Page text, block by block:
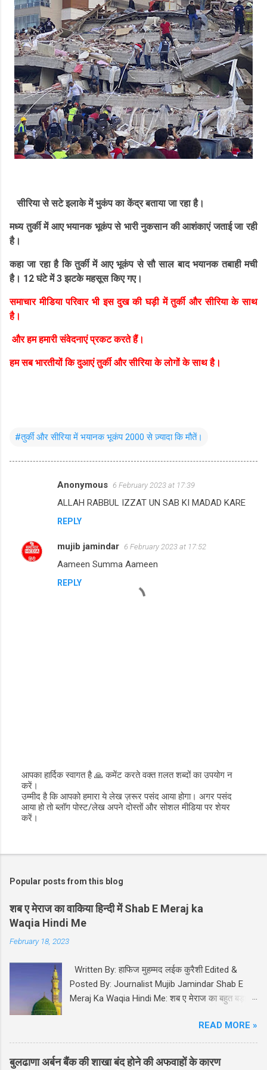
सीरिया से सटे इलाके में भुकंप का केंद्र बताया जा रहा है।
मध्य तुर्की में आए भयानक भूकंप से भारी नुकसान की आशंकाएं जताई जा रही
है।
कहा जा रहा है कि तुर्की में आए भूकंप से सौ साल बाद भयानक तबाही मची
है। 12 घंटे में 3 झटके महसूस किए गए।
समाचार मीडिया परिवार भी इस दुख की घड़ी में तुर्की और सीरिया के साथ
है।
और हम हमारी संवेदनाएं प्रकट करते हैं।
हम सब भारतीयों कि दुआएं तुर्की और सीरिया के लोगों के साथ है।
#तुर्की और सीरिया में भयानक भूकंप 2000 से ज़्यादा कि मौतें।
m
e
Anonymous 6 February 2023 at 17:39
ALLAH RABBUL IZZAT UN SAB KI MADAD KARE
REPLY
mujib jamindar 6 February 2023 at 17:52
Aameen Summa Aameen
REPLY
P
o
s
t
o
e
t
आपका हार्दिक स्वागत है 🙏 कमेंट करते वक्त ग़लत शब्दों का उपयोग न
करें।
उम्मीद है कि आपको हमारा ये लेख ज़रूर पसंद आया होगा। अगर पसंद
आया हो तो ब्लॉग पोस्ट/लेख अपने दोस्तों और सोशल मीडिया पर शेयर
करें।
Popular posts from this blog
शब ए मेराज का वाकिया हिन्दी में Shab E Meraj ka
Waqia Hindi Me
February 18, 2023
Written By: हाफिज मुहम्मद लईक कुरैशी Edited &
Posted By: Journalist Mujib Jamindar Shab E
Meraj Ka Waqia Hindi Me: शब ए मेराज का बहुत बड़ा
त आला ने अपने दीदार व मुलाकात के लिए अर्श मुअल्ला पर
बुलाया। कुरान पाक में इस अहम वाक़िए का ज़िक्र सुरह बनी
READ MORE »
बुलढाणा अर्बन बैंक की शाखा बंद होने की अफवाहों के कारण